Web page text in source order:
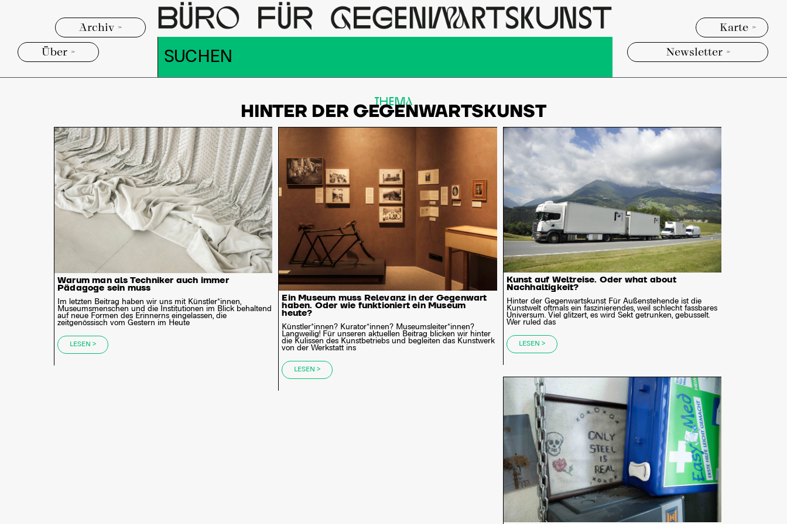
Archiv >
Über >
Karte >
Newsletter >
THEMa
HINTER DER GEGENWARTSKUNST
Warum man als Techniker auch immer
Pädagoge sein muss
Im letzten Beitrag haben wir uns mit Künstler*innen,
Museumsmenschen und die Institutionen im Blick behaltend
auf neue Formen des Erinnerns eingelassen, die
zeitgenössisch vom Gestern im Heute
LESEN >
Ein Museum muss Relevanz in der Gegenwart
haben. Oder wie funktioniert ein Museum
heute?
Künstler*innen? Kurator*innen? Museumsleiter*innen?
Langweilig! Für unseren aktuellen Beitrag blicken wir hinter
die Kulissen des Kunstbetriebs und begleiten das Kunstwerk
von der Werkstatt ins
LESEN >
Kunst auf Weltreise. Oder what about
Nachhaltigkeit?
Hinter der Gegenwartskunst Für Außenstehende ist die
Kunstwelt oftmals ein faszinierendes, weil schlecht fassbares
Universum. Viel glitzert, es wird Sekt getrunken, gebusselt.
Wer ruled das
LESEN >